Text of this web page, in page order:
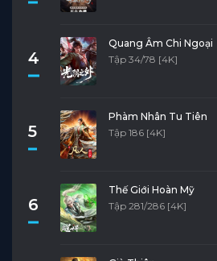
4
Quang Âm Chi Ngoại
Tập 34/78 [4K]
5
Phàm Nhân Tu Tiên
Tập 186 [4K]
6
Thế Giới Hoàn Mỹ
Tập 281/286 [4K]